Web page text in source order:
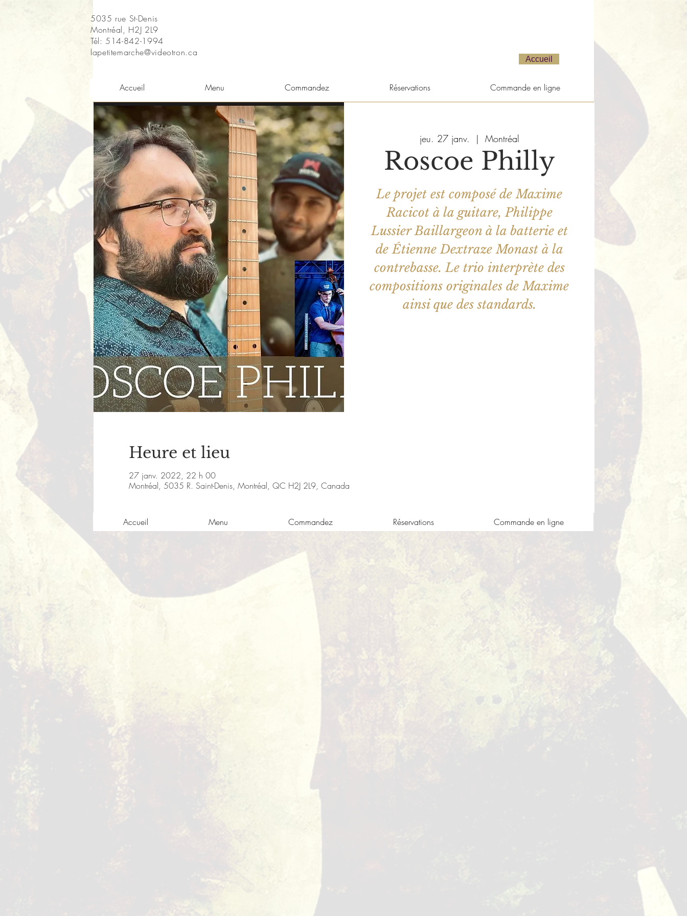
5035 rue St-Denis
Montréal, H2J 2L9
Tél: 514-842-1994
lapetitemarche@videotron.ca
Accueil
Accueil Menu Commandez Réservations Commande en ligne
jeu. 27 janv.
  |
Montréal
Roscoe Philly
Le projet est composé de Maxime
Racicot à la guitare, Philippe
Lussier Baillargeon à la batterie et
de Étienne Dextraze Monast à la
contrebasse. Le trio interprète des
compositions originales de Maxime
Heure et lieu
27 janv. 2022, 22 h 00
Montréal, 5035 R. Saint-Denis, Montréal, QC H2J 2L9, Canada
Accueil Menu Commandez Réservations Commande en ligne